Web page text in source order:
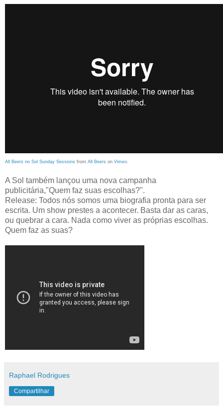
All Beers no Sol Sunday Sessions from All Beers on Vimeo.
A Sol também lançou uma nova campanha
publicitária,"Quem faz suas escolhas?".
Release: Todos nós somos uma biografia pronta para ser
escrita. Um show prestes a acontecer. Basta dar as caras,
ou quebrar a cara. Nada como viver as próprias escolhas.
Quem faz as suas?
Raphael Rodrigues
Compartilhar